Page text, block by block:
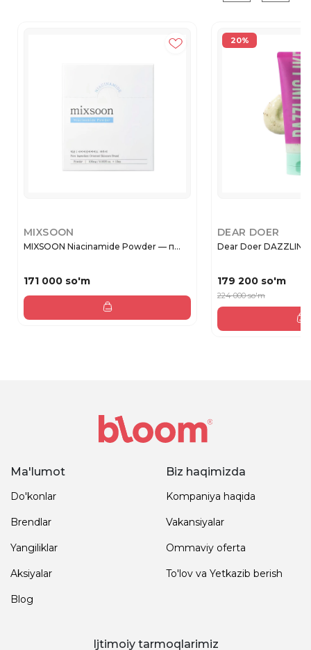
MIXSOON
MIXSOON Niacinamide Powder — п...
171 000 so'm
20%
DEAR DOER
Dear Doer
179 200 so'm
224 000 so'm
Ma'lumot
Do'konlar
Brendlar
Yangiliklar
Aksiyalar
Blog
Biz haqimizda
Kompaniya haqida
Vakansiyalar
Ommaviy oferta
To'lov va Yetkazib berish
Ijtimoiy tarmoqlarimiz